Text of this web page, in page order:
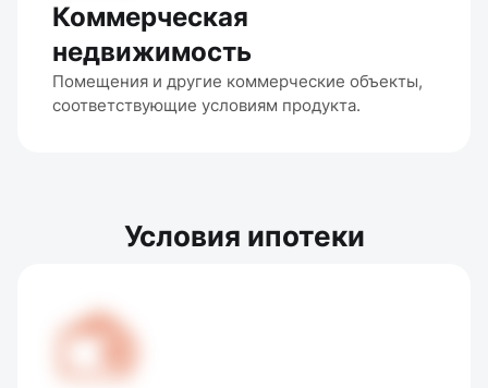
Коммерческая
недвижимость
Помещения и другие коммерческие объекты,
соответствующие условиям продукта.
Условия ипотеки